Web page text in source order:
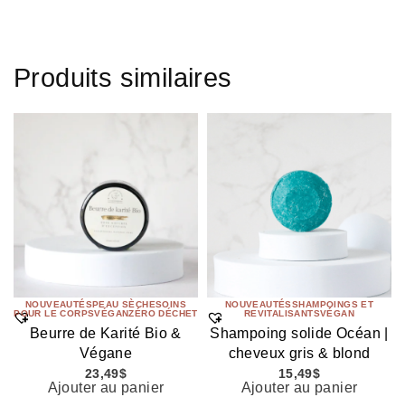
Produits similaires
NOUVEAUTÉSPEAU SÈCHESOINS
POUR LE CORPSVÉGANZÉRO DÉCHET
Beurre de Karité Bio &
Végane
23,49$
Ajouter au panier
NOUVEAUTÉSSHAMPOINGS ET
REVITALISANTSVÉGAN
Shampoing solide Océan |
cheveux gris & blond
15,49$
Ajouter au panier